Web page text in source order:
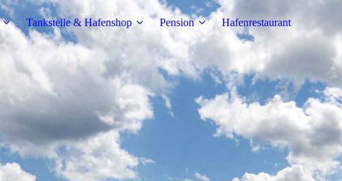
Tankstelle & Hafenshop Pension Hafenrestaurant